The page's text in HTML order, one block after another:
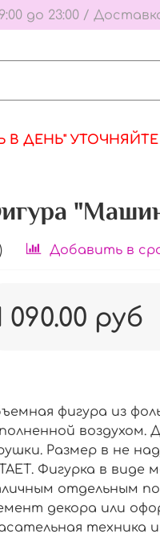
до 23:00 /
ДЕНЬ" УТОЧНЯЙТЕ
Добавить в
090.00 руб
фигура из
воздухом.
Размер в не
Фигурка в
отдельным
декора или
техника